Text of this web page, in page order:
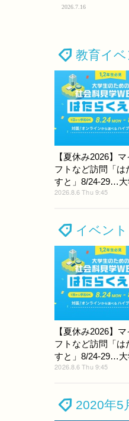
2026.7.16
教育イベ
【夏休み2026】
フトなど訪問「は
すと」8/24-29…大
2026.8.6 Thu 9:45
イベント
【夏休み2026】
フトなど訪問「は
すと」8/24-29…大
2026.8.6 Thu 9:45
2020年5